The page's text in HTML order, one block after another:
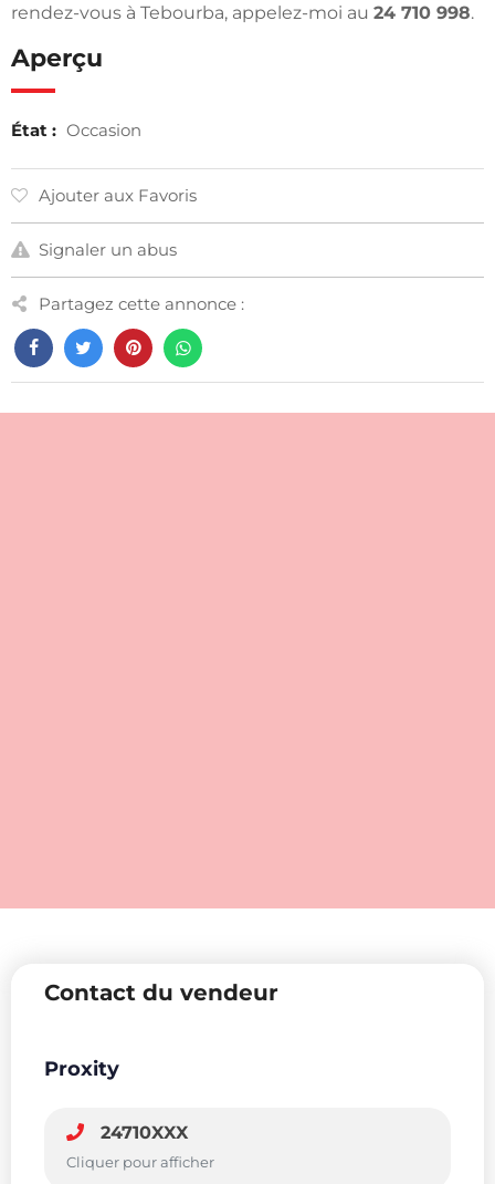
rendez-vous à Tebourba, appelez-moi au 24 710 998.
Aperçu
État : Occasion
Ajouter aux Favoris
Signaler un abus
Partagez cette annonce :
Contact du vendeur
Proxity
24710XXX
Cliquer pour afficher